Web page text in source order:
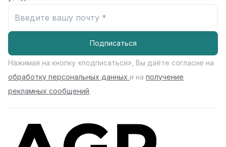
Записаться
АВИЛОН SKODA
г. Москва, Волгоградский пр-кт, 41, стр. 2
8-495-730-73-73
Записаться
АВИЛОН Volkswagen Белая Дача
г. Котельники, Коммерческий проезд, 10
Подписаться
Нажимая на кнопку «подписаться», Вы даёте согласие на
обработку персональных данных и на получение
рекламных сообщений.